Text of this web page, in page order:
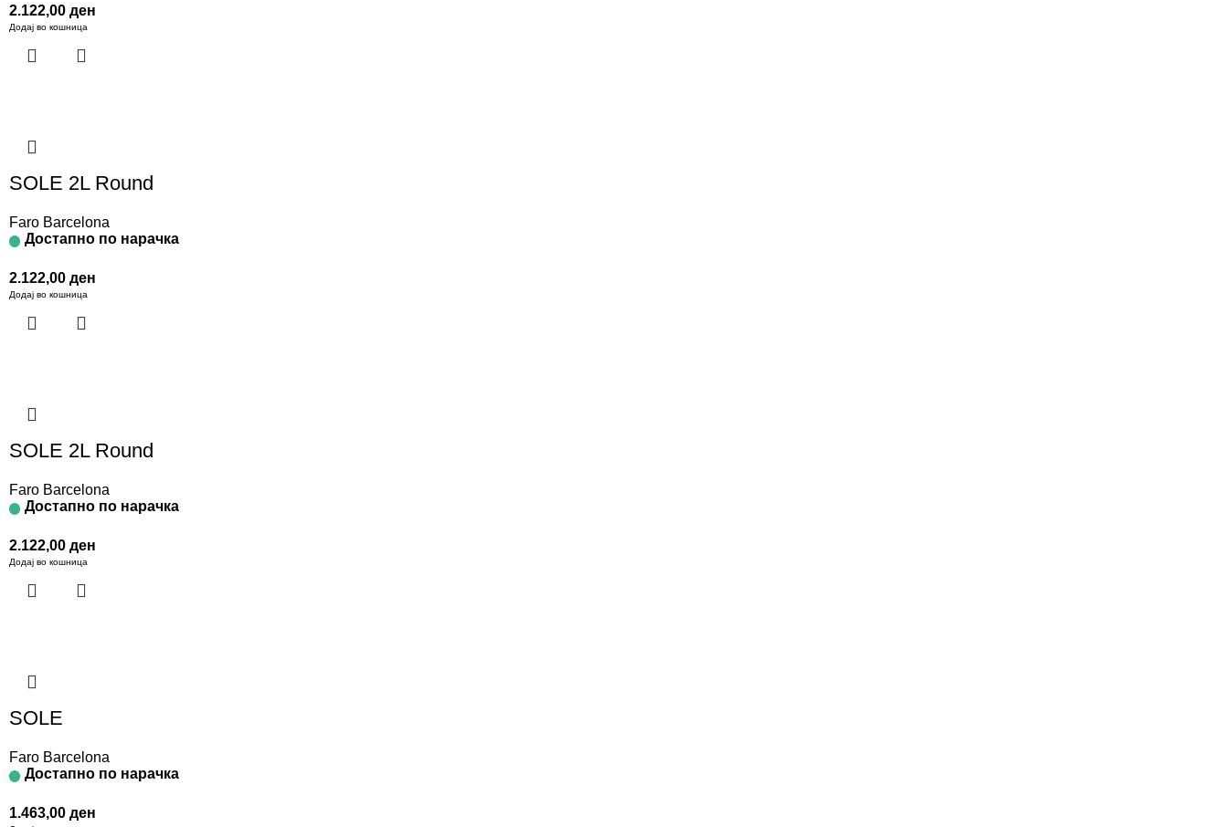
2.122,00 ден
Додај во кошница
SOLE 2L Round
Faro Barcelona
Достапно по нарачка
2.122,00 ден
Додај во кошница
SOLE 2L Round
Faro Barcelona
Достапно по нарачка
2.122,00 ден
Додај во кошница
SOLE
Faro Barcelona
Достапно по нарачка
1.463,00 ден